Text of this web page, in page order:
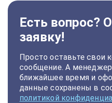
Есть вопрос?
заявку!
Просто оставьте свои
сообщение. А
ближайшее время и
данные сохранены в
политикой